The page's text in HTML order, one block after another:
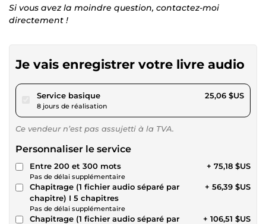
Si vous avez la moindre question, contactez-moi
directement !
Je vais enregistrer votre livre audio
Service basiquepour 23,10 $US
8 jours de réalisation
25,06 $US
Ce vendeur n’est pas assujetti à la TVA.
Personnaliser le service
Entre 200 et 300 mots
Pas de délai supplémentaire
+ 75,18 $US
Chapitrage (1 fichier audio séparé par
chapitre) I 5 chapitres
Pas de délai supplémentaire
+ 56,39 $US
Chapitrage (1 fichier audio séparé par
+ 106,51 $US